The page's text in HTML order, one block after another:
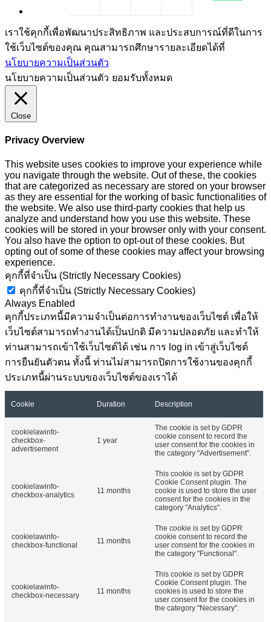
เราใช้คุกกี้เพื่อพัฒนาประสิทธิภาพ และประสบการณ์ที่ดีในการ
ใช้เว็บไซต์ของคุณ คุณสามารถศึกษารายละเอียดได้ที่
นโยบายความเป็นส่วนตัว
นโยบายความเป็นส่วนตัว ยอมรับทั้งหมด
Close
Privacy Overview
This website uses cookies to improve your experience while
you navigate through the website. Out of these, the cookies
that are categorized as necessary are stored on your browser
as they are essential for the working of basic functionalities of
the website. We also use third-party cookies that help us
analyze and understand how you use this website. These
cookies will be stored in your browser only with your consent.
You also have the option to opt-out of these cookies. But
opting out of some of these cookies may affect your browsing
experience.
คุกกี้ที่จำเป็น (Strictly Necessary Cookies)
คุกกี้ที่จำเป็น (Strictly Necessary Cookies)
Always Enabled
คุกกี้ประเภทนี้มีความจำเป็นต่อการทำงานของเว็บไซต์ เพื่อให้
เว็บไซต์สามารถทำงานได้เป็นปกติ มีความปลอดภัย และทำให้
ท่านสามารถเข้าใช้เว็บไซต์ได้ เช่น การ log in เข้าสู่เว็บไซต์
การยืนยันตัวตน ทั้งนี้ ท่านไม่สามารถปิดการใช้งานของคุกกี้
ประเภทนี้ผ่านระบบของเว็บไซต์ของเราได้
Cookie Duration Description
cookielawinfo-
checkbox-
advertisement
1 year
The cookie is set by GDPR
cookie consent to record the
user consent for the cookies in
the category "Advertisement".
cookielawinfo-
checkbox-analytics
11 months
This cookie is set by GDPR
Cookie Consent plugin. The
cookie is used to store the user
consent for the cookies in the
category "Analytics".
cookielawinfo-
checkbox-functional
11 months
The cookie is set by GDPR
cookie consent to record the
user consent for the cookies in
the category "Functional".
cookielawinfo-
checkbox-necessary
11 months
This cookie is set by GDPR
Cookie Consent plugin. The
cookies is used to store the
user consent for the cookies in
the category "Necessary".